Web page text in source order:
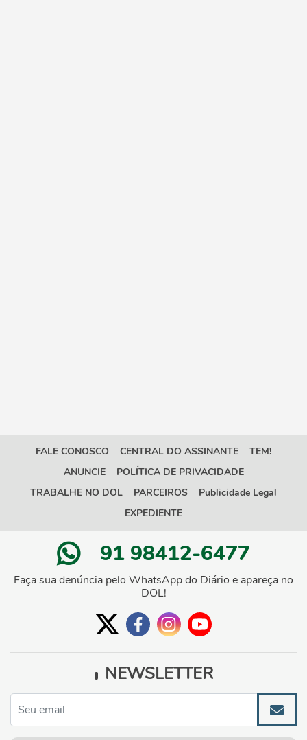
FALE CONOSCO CENTRAL DO ASSINANTE
TEM!
ANUNCIE
POLÍTICA DE PRIVACIDADE
TRABALHE NO DOL
PARCEIROS
Publicidade Legal
EXPEDIENTE
91 98412-6477
Faça sua denúncia pelo WhatsApp do Diário e apareça no
DOL!
NEWSLETTER